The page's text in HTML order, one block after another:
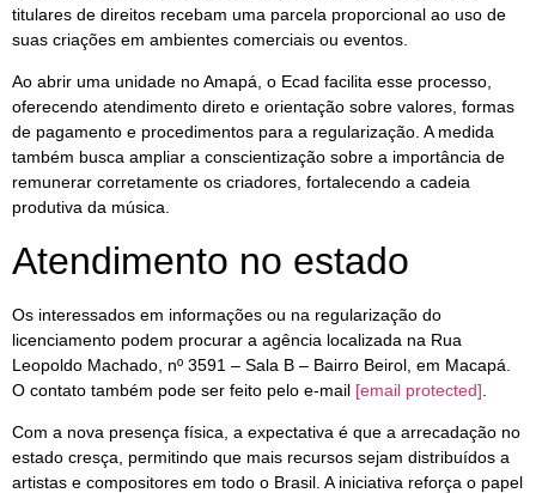
titulares de direitos recebam uma parcela proporcional ao uso de
suas criações em ambientes comerciais ou eventos.
Ao abrir uma unidade no Amapá, o Ecad facilita esse processo,
oferecendo atendimento direto e orientação sobre valores, formas
de pagamento e procedimentos para a regularização. A medida
também busca ampliar a conscientização sobre a importância de
remunerar corretamente os criadores, fortalecendo a cadeia
produtiva da música.
Atendimento no estado
Os interessados em informações ou na regularização do
licenciamento podem procurar a agência localizada na Rua
Leopoldo Machado, nº 3591 – Sala B – Bairro Beirol, em Macapá.
O contato também pode ser feito pelo e-mail [email protected]
Com a nova presença física, a expectativa é que a arrecadação no
estado cresça, permitindo que mais recursos sejam distribuídos a
artistas e compositores em todo o Brasil. A iniciativa reforça o papel